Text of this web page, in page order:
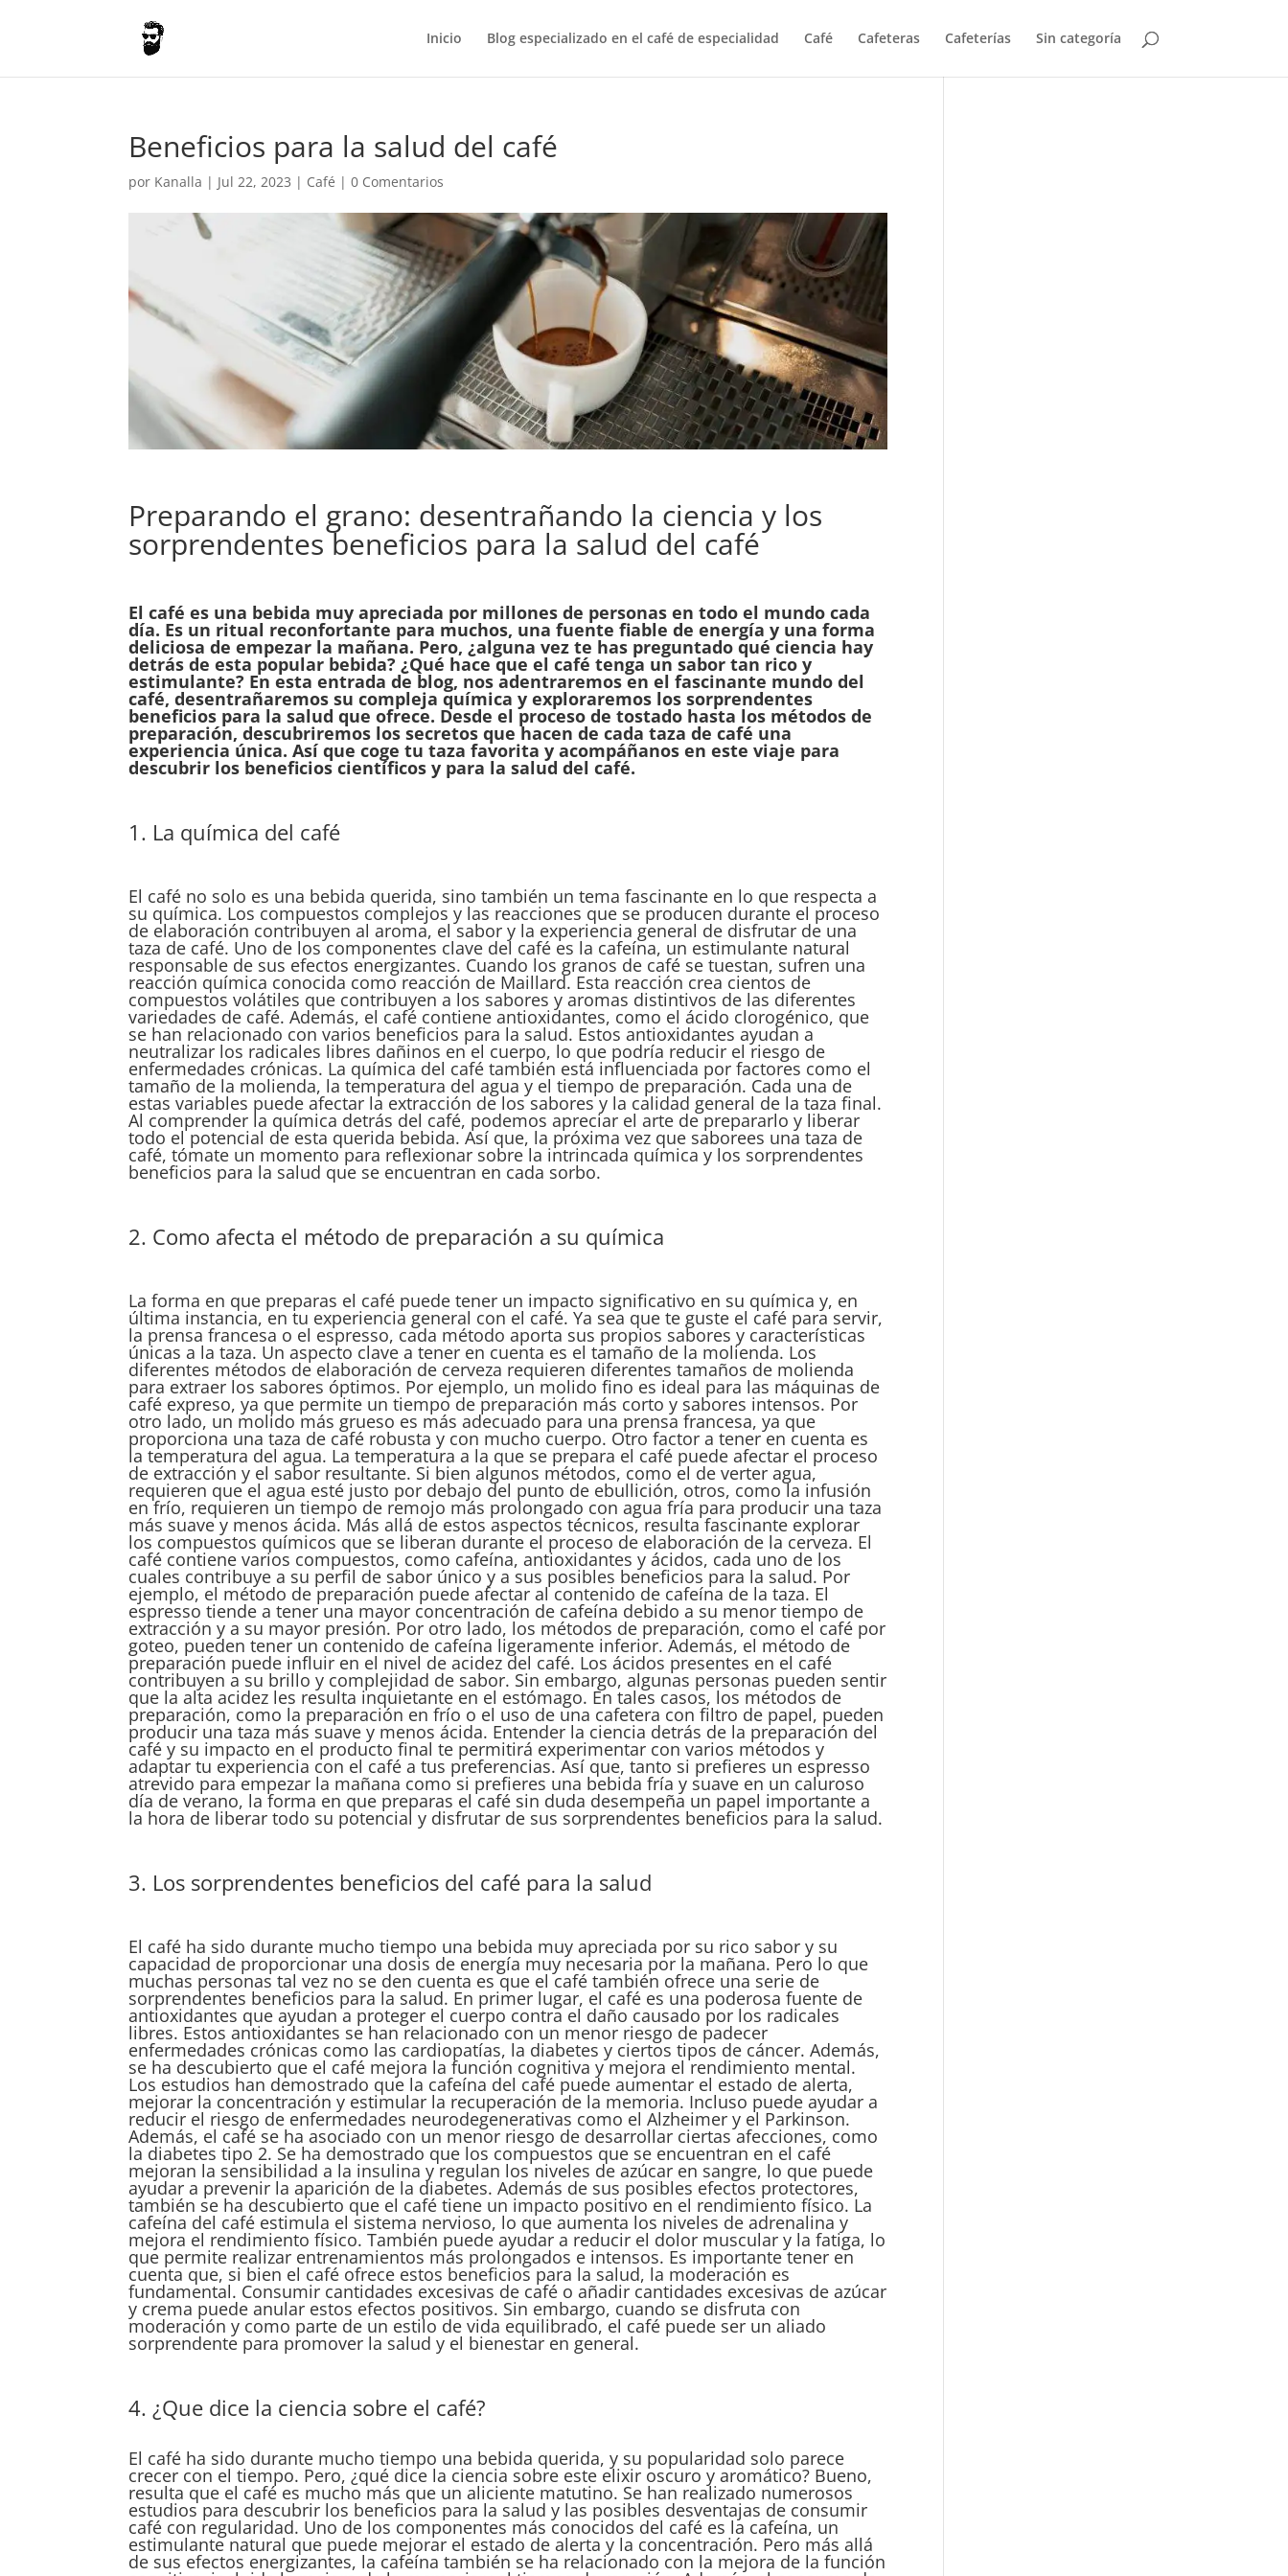
Inicio Blog especializado en el café de especialidad Café Cafeteras Cafeterías Sin categoría
Beneficios para la salud del café
por Kanalla | Jul 22, 2023 | Café |0 Comentarios
Preparando el grano: desentrañando la ciencia y los
sorprendentes beneficios para la salud del café
El café es una bebida muy apreciada por millones de personas en todo el mundo cada
día. Es un ritual reconfortante para muchos, una fuente fiable de energía y una forma
deliciosa de empezar la mañana. Pero, ¿alguna vez te has preguntado qué ciencia hay
detrás de esta popular bebida? ¿Qué hace que el café tenga un sabor tan rico y
estimulante? En esta entrada de blog, nos adentraremos en el fascinante mundo del
café, desentrañaremos su compleja química y exploraremos los sorprendentes
beneficios para la salud que ofrece. Desde el proceso de tostado hasta los métodos de
preparación, descubriremos los secretos que hacen de cada taza de café una
experiencia única. Así que coge tu taza favorita y acompáñanos en este viaje para
descubrir los beneficios científicos y para la salud del café.
1. La química del café
El café no solo es una bebida querida, sino también un tema fascinante en lo que respecta a
su química. Los compuestos complejos y las reacciones que se producen durante el proceso
de elaboración contribuyen al aroma, el sabor y la experiencia general de disfrutar de una
taza de café. Uno de los componentes clave del café es la cafeína, un estimulante natural
responsable de sus efectos energizantes. Cuando los granos de café se tuestan, sufren una
reacción química conocida como reacción de Maillard. Esta reacción crea cientos de
compuestos volátiles que contribuyen a los sabores y aromas distintivos de las diferentes
variedades de café. Además, el café contiene antioxidantes, como el ácido clorogénico, que
se han relacionado con varios beneficios para la salud. Estos antioxidantes ayudan a
neutralizar los radicales libres dañinos en el cuerpo, lo que podría reducir el riesgo de
enfermedades crónicas. La química del café también está influenciada por factores como el
tamaño de la molienda, la temperatura del agua y el tiempo de preparación. Cada una de
estas variables puede afectar la extracción de los sabores y la calidad general de la taza final.
Al comprender la química detrás del café, podemos apreciar el arte de prepararlo y liberar
todo el potencial de esta querida bebida. Así que, la próxima vez que saborees una taza de
café, tómate un momento para reflexionar sobre la intrincada química y los sorprendentes
beneficios para la salud que se encuentran en cada sorbo.
2. Como afecta el método de preparación a su química
La forma en que preparas el café puede tener un impacto significativo en su química y, en
última instancia, en tu experiencia general con el café. Ya sea que te guste el café para servir,
la prensa francesa o el espresso, cada método aporta sus propios sabores y características
únicas a la taza. Un aspecto clave a tener en cuenta es el tamaño de la molienda. Los
diferentes métodos de elaboración de cerveza requieren diferentes tamaños de molienda
para extraer los sabores óptimos. Por ejemplo, un molido fino es ideal para las máquinas de
café expreso, ya que permite un tiempo de preparación más corto y sabores intensos. Por
otro lado, un molido más grueso es más adecuado para una prensa francesa, ya que
proporciona una taza de café robusta y con mucho cuerpo. Otro factor a tener en cuenta es
la temperatura del agua. La temperatura a la que se prepara el café puede afectar el proceso
de extracción y el sabor resultante. Si bien algunos métodos, como el de verter agua,
requieren que el agua esté justo por debajo del punto de ebullición, otros, como la infusión
en frío, requieren un tiempo de remojo más prolongado con agua fría para producir una taza
más suave y menos ácida. Más allá de estos aspectos técnicos, resulta fascinante explorar
los compuestos químicos que se liberan durante el proceso de elaboración de la cerveza. El
café contiene varios compuestos, como cafeína, antioxidantes y ácidos, cada uno de los
cuales contribuye a su perfil de sabor único y a sus posibles beneficios para la salud. Por
ejemplo, el método de preparación puede afectar al contenido de cafeína de la taza. El
espresso tiende a tener una mayor concentración de cafeína debido a su menor tiempo de
extracción y a su mayor presión. Por otro lado, los métodos de preparación, como el café por
goteo, pueden tener un contenido de cafeína ligeramente inferior. Además, el método de
preparación puede influir en el nivel de acidez del café. Los ácidos presentes en el café
contribuyen a su brillo y complejidad de sabor. Sin embargo, algunas personas pueden sentir
que la alta acidez les resulta inquietante en el estómago. En tales casos, los métodos de
preparación, como la preparación en frío o el uso de una cafetera con filtro de papel, pueden
producir una taza más suave y menos ácida. Entender la ciencia detrás de la preparación del
café y su impacto en el producto final te permitirá experimentar con varios métodos y
adaptar tu experiencia con el café a tus preferencias. Así que, tanto si prefieres un espresso
atrevido para empezar la mañana como si prefieres una bebida fría y suave en un caluroso
día de verano, la forma en que preparas el café sin duda desempeña un papel importante a
la hora de liberar todo su potencial y disfrutar de sus sorprendentes beneficios para la salud.
3. Los sorprendentes beneficios del café para la salud
El café ha sido durante mucho tiempo una bebida muy apreciada por su rico sabor y su
capacidad de proporcionar una dosis de energía muy necesaria por la mañana. Pero lo que
muchas personas tal vez no se den cuenta es que el café también ofrece una serie de
sorprendentes beneficios para la salud. En primer lugar, el café es una poderosa fuente de
antioxidantes que ayudan a proteger el cuerpo contra el daño causado por los radicales
libres. Estos antioxidantes se han relacionado con un menor riesgo de padecer
enfermedades crónicas como las cardiopatías, la diabetes y ciertos tipos de cáncer. Además,
se ha descubierto que el café mejora la función cognitiva y mejora el rendimiento mental.
Los estudios han demostrado que la cafeína del café puede aumentar el estado de alerta,
mejorar la concentración y estimular la recuperación de la memoria. Incluso puede ayudar a
reducir el riesgo de enfermedades neurodegenerativas como el Alzheimer y el Parkinson.
Además, el café se ha asociado con un menor riesgo de desarrollar ciertas afecciones, como
la diabetes tipo 2. Se ha demostrado que los compuestos que se encuentran en el café
mejoran la sensibilidad a la insulina y regulan los niveles de azúcar en sangre, lo que puede
ayudar a prevenir la aparición de la diabetes. Además de sus posibles efectos protectores,
también se ha descubierto que el café tiene un impacto positivo en el rendimiento físico. La
cafeína del café estimula el sistema nervioso, lo que aumenta los niveles de adrenalina y
mejora el rendimiento físico. También puede ayudar a reducir el dolor muscular y la fatiga, lo
que permite realizar entrenamientos más prolongados e intensos. Es importante tener en
cuenta que, si bien el café ofrece estos beneficios para la salud, la moderación es
fundamental. Consumir cantidades excesivas de café o añadir cantidades excesivas de azúcar
y crema puede anular estos efectos positivos. Sin embargo, cuando se disfruta con
moderación y como parte de un estilo de vida equilibrado, el café puede ser un aliado
sorprendente para promover la salud y el bienestar en general.
4. ¿Que dice la ciencia sobre el café?
El café ha sido durante mucho tiempo una bebida querida, y su popularidad solo parece
crecer con el tiempo. Pero, ¿qué dice la ciencia sobre este elixir oscuro y aromático? Bueno,
resulta que el café es mucho más que un aliciente matutino. Se han realizado numerosos
estudios para descubrir los beneficios para la salud y las posibles desventajas de consumir
café con regularidad. Uno de los componentes más conocidos del café es la cafeína, un
estimulante natural que puede mejorar el estado de alerta y la concentración. Pero más allá
de sus efectos energizantes, la cafeína también se ha relacionado con la mejora de la función